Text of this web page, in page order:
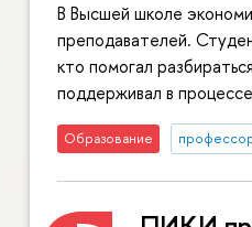
В Высшей школе
преподавателей.
кто помогал
поддерживал в
Образование